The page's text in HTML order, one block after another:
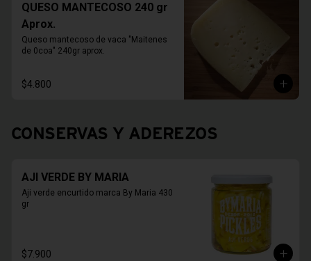
QUESO MANTECOSO 240 gr
Aprox.
Queso mantecoso de vaca "Maitenes
de 0coa" 240gr aprox.
$4.800
CONSERVAS Y ADEREZOS
AJI VERDE BY MARIA
Aji verde encurtido marca By Maria 430
gr
$7.900